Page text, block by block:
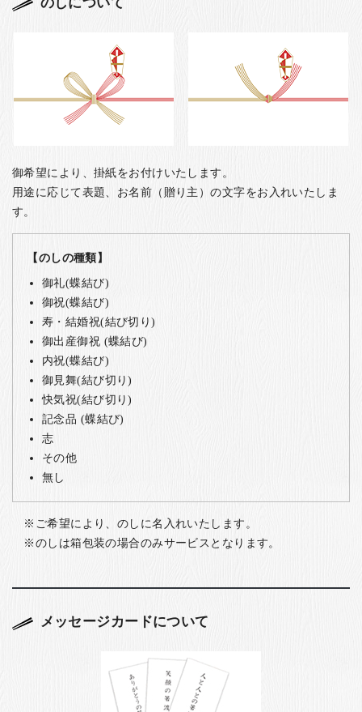
御希望により、掛紙をお付けいたします。
用途に応じて表題、お名前（贈り主）の文字をお入れいたしま
す。
【のしの種類】
御礼(蝶結び)
御祝(蝶結び)
寿・結婚祝(結び切り)
御出産御祝 (蝶結び)
内祝(蝶結び)
御見舞(結び切り)
快気祝(結び切り)
記念品 (蝶結び)
志
その他
無し
ご希望により、のしに名入れいたします。
のしは箱包装の場合のみサービスとなります。
メッセージカードについて